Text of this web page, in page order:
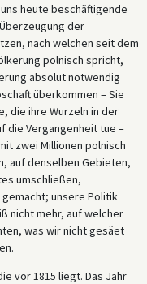
heute beschäftigende
der
nach welchen seit dem
polnisch spricht,
absolut notwendig
überkommen – Sie
die ihre Wurzeln in der
die Vergangenheit tue –
zwei Millionen polnisch
auf denselben Gebieten,
umschließen,
unsere Politik
nicht mehr, auf welcher
was wir nicht gesäet
vor 1815 liegt. Das Jahr